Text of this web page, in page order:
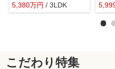
5,380万円 / 3LDK
こだわり特集